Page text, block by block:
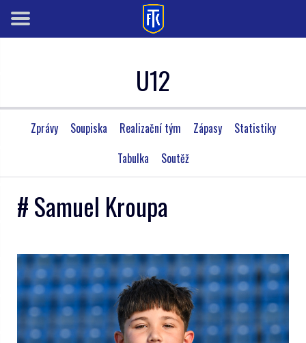
U12
Zprávy Soupiska Realizační tým Zápasy
Statistiky
Tabulka
Soutěž
# Samuel Kroupa